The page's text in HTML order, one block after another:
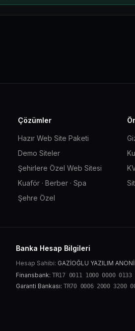
Çözümler
Hazır Web Site Paketi
Demo Siteler
Şehirlere Özel Web Sitesi
Kuaför · Berber · Spa
Şehre Özel
Banka Hesap Bilgileri
Hesap Sahibi: GAZİOĞLU YAZILIM
Finansbank: TR17 0011 1000 0000 0133
Garanti Bankası: TR70 0006 2000 3200